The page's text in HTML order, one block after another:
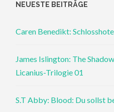
NEUESTE BEITRÄGE
Caren Benedikt:
James Islington: The
Licanius-Trilogie 01
S.T Abby: Blood: Du sollst